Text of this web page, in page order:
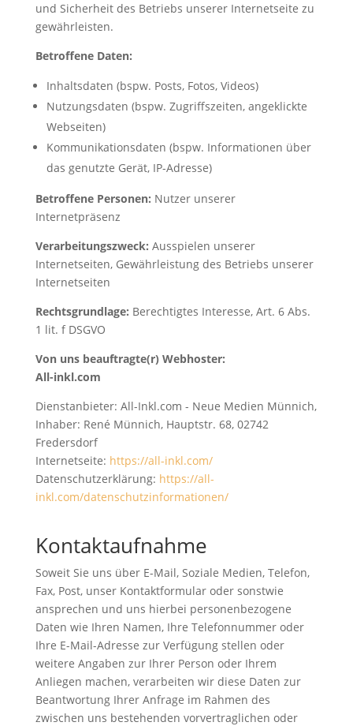
und Sicherheit des Betriebs unserer Internetseite zu
gewährleisten.
Betroffene Daten:
Inhaltsdaten (bspw. Posts, Fotos, Videos)
Nutzungsdaten (bspw. Zugriffszeiten, angeklickte
Webseiten)
Kommunikationsdaten (bspw. Informationen über
das genutzte Gerät, IP-Adresse)
Betroffene Personen: Nutzer unserer
Internetpräsenz
Verarbeitungszweck: Ausspielen unserer
Internetseiten, Gewährleistung des Betriebs unserer
Internetseiten
Rechtsgrundlage: Berechtigtes Interesse, Art. 6 Abs.
1 lit. f DSGVO
Von uns beauftragte(r) Webhoster:
All-inkl.com
Dienstanbieter: All-Inkl.com - Neue Medien Münnich,
Inhaber: René Münnich, Hauptstr. 68, 02742
Fredersdorf
Internetseite: https://all-inkl.com/
Datenschutzerklärung: https://all-
inkl.com/datenschutzinformationen/
Kontaktaufnahme
Soweit Sie uns über E-Mail, Soziale Medien, Telefon,
Fax, Post, unser Kontaktformular oder sonstwie
ansprechen und uns hierbei personenbezogene
Daten wie Ihren Namen, Ihre Telefonnummer oder
Ihre E-Mail-Adresse zur Verfügung stellen oder
weitere Angaben zur Ihrer Person oder Ihrem
Anliegen machen, verarbeiten wir diese Daten zur
Beantwortung Ihrer Anfrage im Rahmen des
zwischen uns bestehenden vorvertraglichen oder